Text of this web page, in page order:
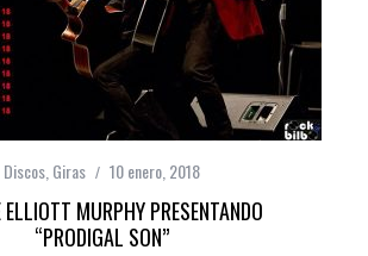
Discos, Giras 10 enero, 2018
ELLIOTT MURPHY PRESENTANDO
“PRODIGAL SON”